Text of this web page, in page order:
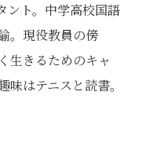
ント。中学高校国語
。現役教員の傍
生きるためのキャ
味はテニスと読書。